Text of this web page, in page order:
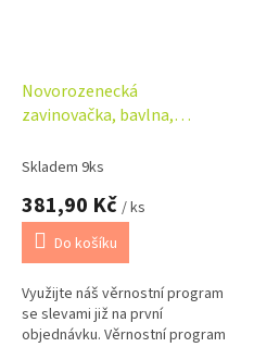
Novorozenecká
zavinovačka, bavlna,
Skladem 9ks
381,90 Kč / ks
Do košíku
Využijte náš věrnostní program
se slevami již na první
objednávku. Věrnostní program